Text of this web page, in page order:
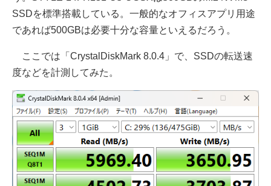
SSDを標準搭載している。一般的なオフィスアプリ用途
であれば500GBは必要十分な容量といえるだろう。
ここでは「CrystalDiskMark 8.0.4」で、SSDの転送速
度などを計測してみた。